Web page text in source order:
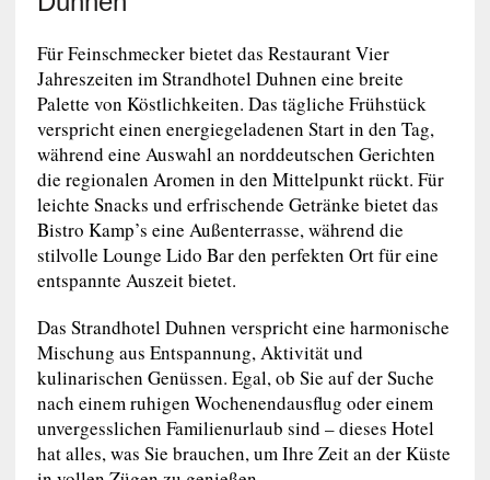
Für Feinschmecker bietet das Restaurant Vier
Jahreszeiten im Strandhotel Duhnen eine breite
Palette von Köstlichkeiten. Das tägliche Frühstück
verspricht einen energiegeladenen Start in den Tag,
während eine Auswahl an norddeutschen Gerichten
die regionalen Aromen in den Mittelpunkt rückt. Für
leichte Snacks und erfrischende Getränke bietet das
Bistro Kamp’s eine Außenterrasse, während die
stilvolle Lounge Lido Bar den perfekten Ort für eine
entspannte Auszeit bietet.
Das Strandhotel Duhnen verspricht eine harmonische
Mischung aus Entspannung, Aktivität und
kulinarischen Genüssen. Egal, ob Sie auf der Suche
nach einem ruhigen Wochenendausflug oder einem
unvergesslichen Familienurlaub sind – dieses Hotel
hat alles, was Sie brauchen, um Ihre Zeit an der Küste